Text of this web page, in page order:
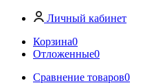
Личный кабинет
Корзина0
Отложенные0
Сравнение товаров0